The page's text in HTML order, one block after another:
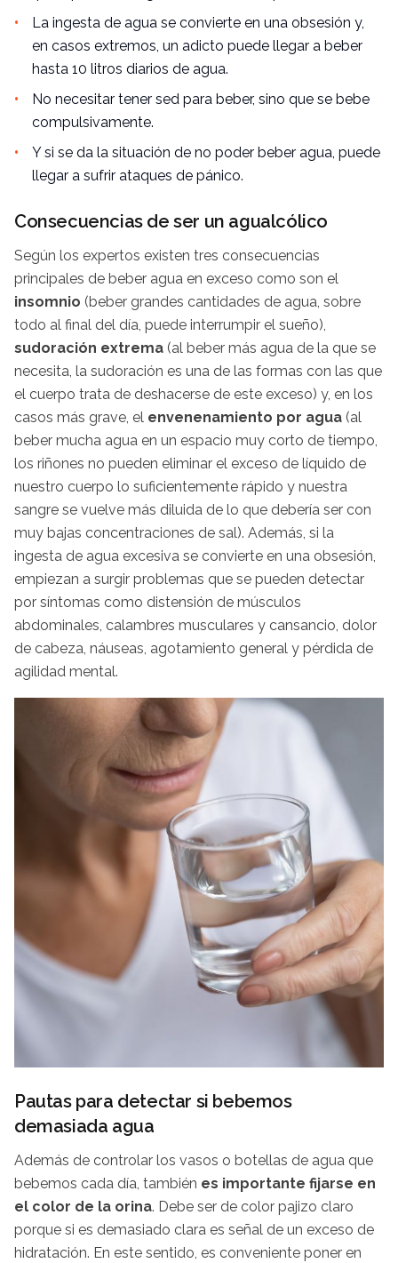
La ingesta de agua se convierte en una obsesión y,
en casos extremos, un adicto puede llegar a beber
hasta 10 litros diarios de agua.
No necesitar tener sed para beber, sino que se bebe
compulsivamente.
Y si se da la situación de no poder beber agua, puede
llegar a sufrir ataques de pánico.
Consecuencias de ser un agualcólico
Según los expertos existen tres consecuencias
principales de beber agua en exceso como son el
insomnio (beber grandes cantidades de agua, sobre
todo al final del día, puede interrumpir el sueño),
sudoración extrema (al beber más agua de la que se
necesita, la sudoración es una de las formas con las que
el cuerpo trata de deshacerse de este exceso) y, en los
casos más grave, el envenenamiento por agua (al
beber mucha agua en un espacio muy corto de tiempo,
los riñones no pueden eliminar el exceso de líquido de
nuestro cuerpo lo suficientemente rápido y nuestra
sangre se vuelve más diluida de lo que debería ser con
muy bajas concentraciones de sal). Además, si la
ingesta de agua excesiva se convierte en una obsesión,
empiezan a surgir problemas que se pueden detectar
por síntomas como distensión de músculos
abdominales, calambres musculares y cansancio, dolor
de cabeza, náuseas, agotamiento general y pérdida de
agilidad mental.
Pautas para detectar si bebemos
demasiada agua
Además de controlar los vasos o botellas de agua que
bebemos cada día, también es importante fijarse en
el color de la orina. Debe ser de color pajizo claro
porque si es demasiado clara es señal de un exceso de
hidratación. En este sentido, es conveniente poner en